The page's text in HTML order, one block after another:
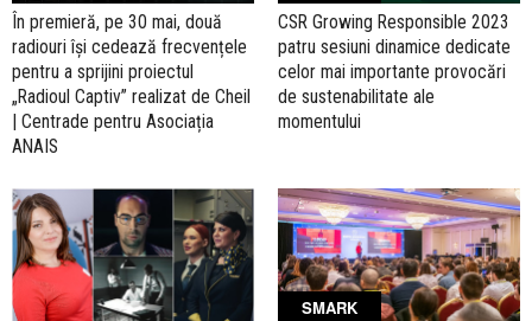
În premieră, pe 30 mai, două
radiouri își cedează frecvențele
pentru a sprijini proiectul
„Radioul Captiv” realizat de Cheil
| Centrade pentru Asociația
ANAIS
CSR Growing Responsible 2023
patru sesiuni dinamice dedicate
celor mai importante provocări
de sustenabilitate ale
momentului
SMARK